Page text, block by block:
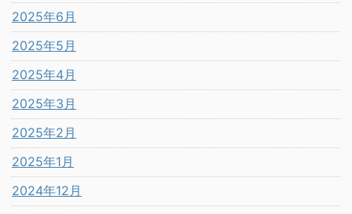
2025年6月
2025年5月
2025年4月
2025年3月
2025年2月
2025年1月
2024年12月